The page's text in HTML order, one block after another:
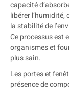
capacité
libérer
la stabilité de
Ce processus est
organismes et
plus sain.
Les portes et
présence de